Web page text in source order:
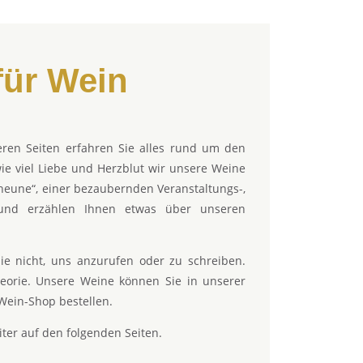
Wein
Seiten erfahren Sie alles rund um den
viel Liebe und Herzblut wir unsere Weine
einer bezaubernden Veranstaltungs-,
erzählen Ihnen etwas über unseren
nicht, uns anzurufen oder zu schreiben.
Unsere Weine können Sie in unserer
Shop bestellen.
auf den folgenden Seiten.